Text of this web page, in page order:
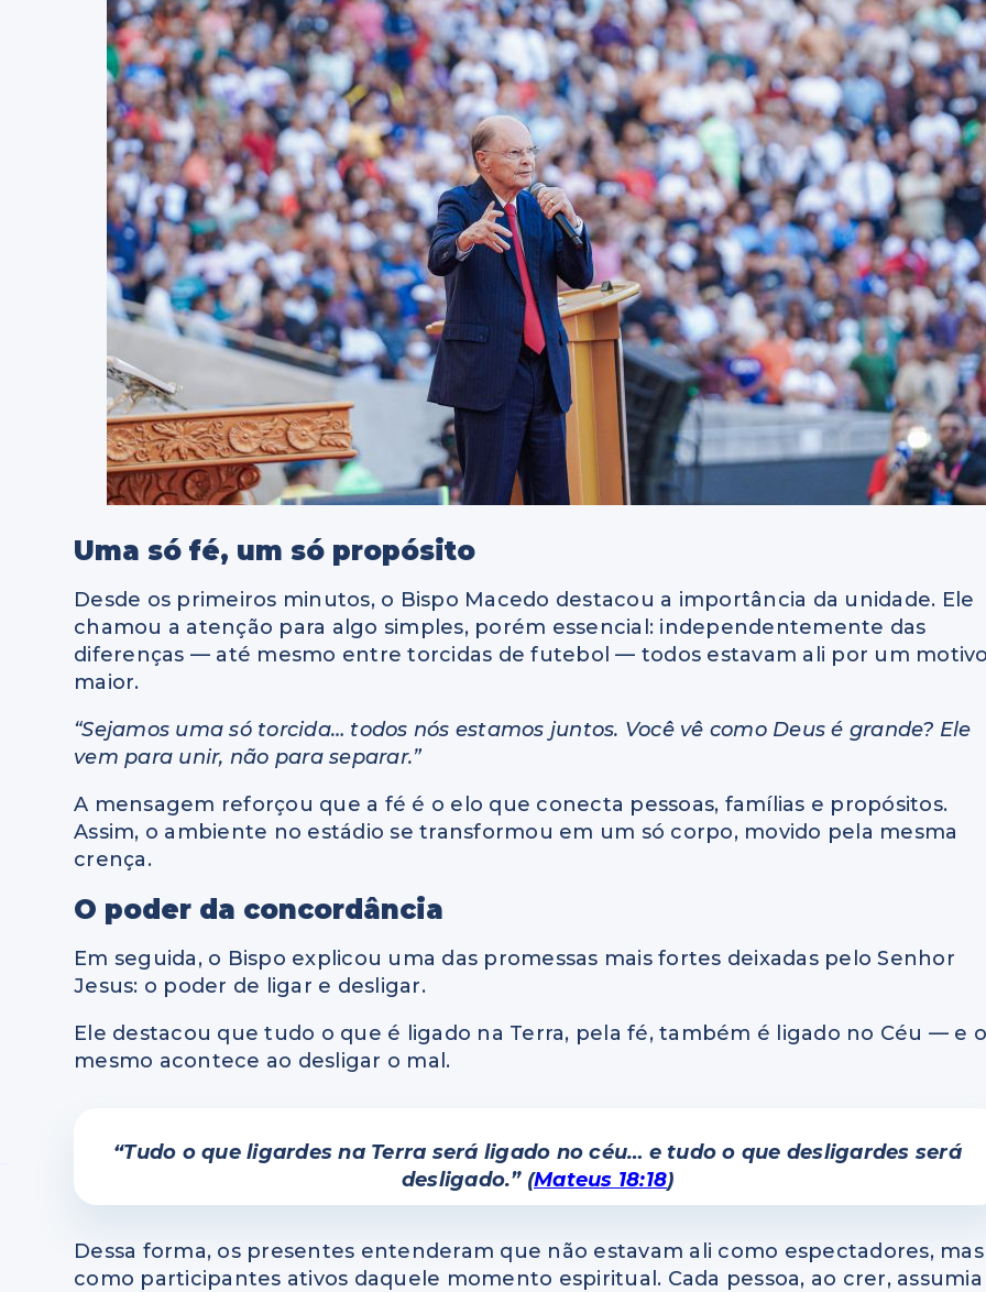
Uma só fé, um só propósito
Desde os primeiros minutos, o Bispo Macedo destacou a importância da unidade. Ele
chamou a atenção para algo simples, porém essencial: independentemente das
diferenças — até mesmo entre torcidas de futebol — todos estavam ali por um
maior.
“Sejamos uma só torcida… todos nós estamos juntos. Você vê como Deus é grande? Ele
vem para unir, não para separar.”
A mensagem reforçou que a fé é o elo que conecta pessoas, famílias e propósitos.
Assim, o ambiente no estádio se transformou em um só corpo, movido pela mesma
crença.
O poder da concordância
Em seguida, o Bispo explicou uma das promessas mais fortes deixadas pelo Senhor
Jesus: o poder de ligar e desligar.
Ele destacou que tudo o que é ligado na Terra, pela fé, também é ligado no Céu — e
mesmo acontece ao desligar o mal.
“Tudo o que ligardes na Terra será ligado no céu… e tudo o que desligardes será
desligado.” (Mateus 18:18)
Dessa forma, os presentes entenderam que não estavam ali como espectadores, mas
como participantes ativos daquele momento espiritual. Cada pessoa, ao crer, assumia